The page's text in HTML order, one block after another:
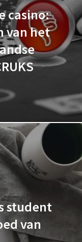
casino:
van het
student
van